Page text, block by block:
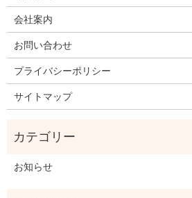
会社案内
お問い合わせ
プライバシーポリシー
サイトマップ
お知らせ